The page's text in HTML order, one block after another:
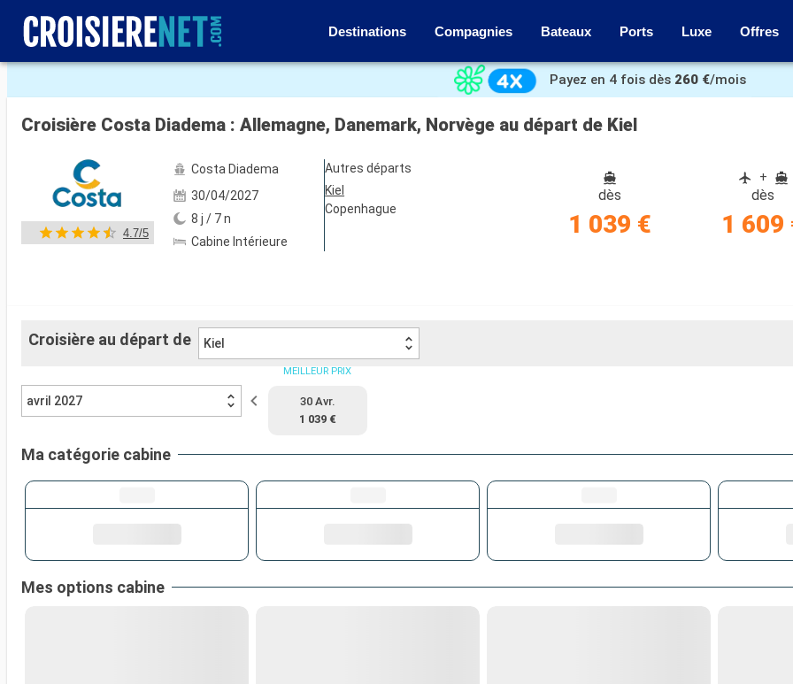
Destinations Compagnies Bateaux Ports Luxe Offres
Voir les 56 autres photos
Payez en 4 fois dès 260 €/mois
Croisière Costa Diadema : Allemagne, Danemark, Norvège au départ de Kiel
4.7/5
Costa Diadema
30/04/2027
8 j / 7 n
Cabine Intérieure
Autres départs
Kiel
Copenhague
dès
1 039 €
+
dès
1 609
Croisière au départ de Kiel
avril 2027
MEILLEUR PRIX
30 Avr.
1 039 €
Ma catégorie cabine
Mes options cabine